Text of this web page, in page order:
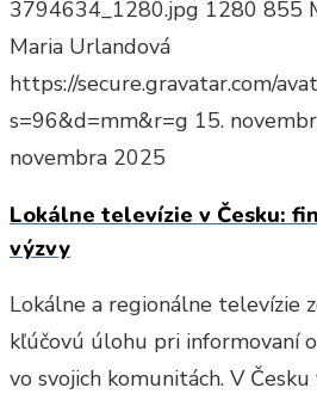
3794634_1280.jpg 1280 855
Maria Urlandová
https://secure.gravatar.com/
s=96&d=mm&r=g 15.
novembra 2025
Lokálne televízie v Česku:
výzvy
Lokálne a regionálne televízie
kľúčovú úlohu pri informovaní
vo svojich komunitách. V Česku